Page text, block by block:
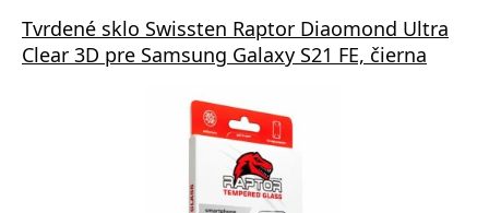
Tvrdené sklo Swissten Raptor Diaomond Ultra
Clear 3D pre Samsung Galaxy S21 FE, čierna